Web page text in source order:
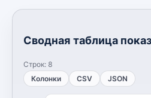
Сводная таблица
Строк: 8
Колонки
CSV JSON